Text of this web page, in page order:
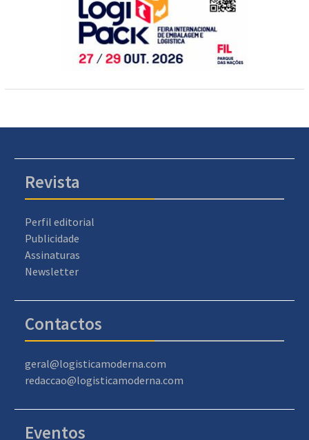
Revista
Perfil editorial
Publicidade
Assinaturas
Newsletter
Contactos
geral@logisticamoderna.com
redaccao@logisticamoderna.com
Eventos